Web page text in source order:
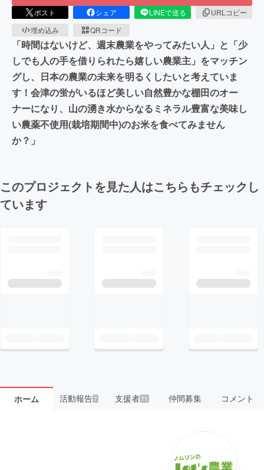
ポスト シェア LINEで送る
URLコピー
埋め込み
QRコード
「時間はないけど、週末農業をやってみたい人」と「少
しでも人の手を借りられたら嬉しい農業主」をマッチン
グし、日本の農業の未来を明るくしたいと考えていま
す！会津の蛍がいるほど美しい自然豊かな棚田のオー
ナーになり、山の湧き水からなるミネラル豊富な美味し
い農薬不使用(栽培期間中)のお米を食べてみません
か？」
このプロジェクトを見た人はこちらもチェックし
ています
ホーム 活動報告7 支援者71 仲間募集 コメント